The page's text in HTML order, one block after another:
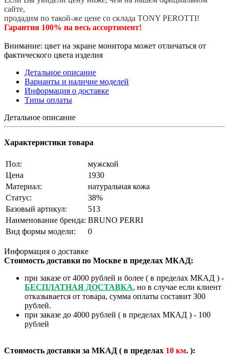
сайте,
продадим по такой-же цене со склада TONY PEROTTI!
Гарантия 100% на весь ассортимент!
Внимание: цвет на экране монитора может отличаться от
фактического цвета изделия
Детальное описание
Варианты и наличие моделей
Информация о доставке
Типы оплаты
Детальное описание
Характеристики товара
Пол:
мужской
Цена
1930
Материал:
натуральная кожа
Статус:
38%
Базовый артикул:
513
Наименование бренда: BRUNO PERRI
Вид формы модели:
0
Информация о доставке
Стоимость доставки по Москве в пределах МКАД:
при заказе от 4000 рублей и более ( в пределах МКАД ) -
БЕСПЛАТНАЯ ДОСТАВКА, но в случае если клиент
отказывается от товара, сумма оплаты составит 300
рублей.
при заказе до 4000 рублей ( в пределах МКАД ) - 100
рублей
Стоимость доставки за МКАД ( в пределах 10 км. ):